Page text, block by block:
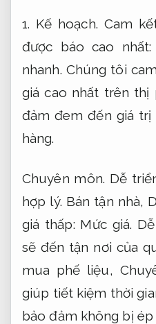
1. Kế hoạch. Cam
được báo cao nhất:
nhanh. Chúng tôi
giá cao nhất trên thị
đảm đem đến giá trị
hàng.
Chuyên môn. Dễ
hợp lý. Bán tận nhà,
giá thấp: Mức giá.
sẽ đến tận nơi của
mua phế liệu,
giúp tiết kiệm thời
bảo đảm không bị ép